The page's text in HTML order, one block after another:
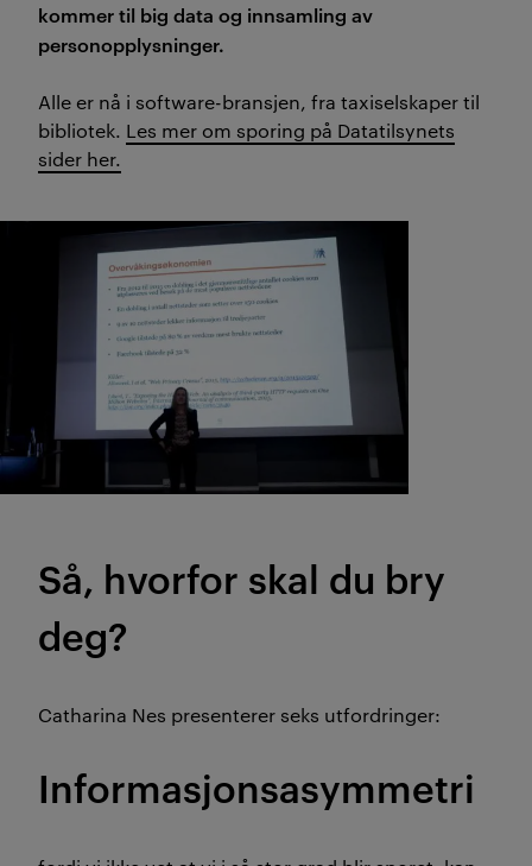
kommer til big data og innsamling av
personopplysninger.
Alle er nå i software-bransjen, fra taxiselskaper til
bibliotek. Les mer om sporing på Datatilsynets
sider her.
Så, hvorfor skal du bry
deg?
Catharina Nes presenterer seks utfordringer:
Informasjonsasymmetri